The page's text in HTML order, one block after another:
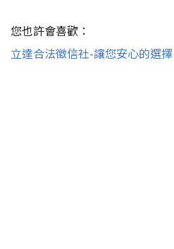
您也許會喜歡：
立達合法徵信社-讓您安心的選擇